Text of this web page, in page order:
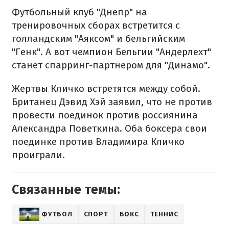
Футбольный клуб "Днепр" на
тренировочных сборах встретится с
голландским "Аяксом" и бельгийским
"Генк". А вот чемпион Бельгии "Андерлехт"
станет спарринг-партнером для "Динамо".
Жертвы Кличко встретятся между собой.
Британец Дэвид Хэй заявил, что не против
провести поединок против россиянина
Александра Поветкина. Оба боксера свои
поединке против Владимира Кличко
проиграли.
Связанные темы:
ФУТБОЛ СПОРТ БОКС ТЕННИС